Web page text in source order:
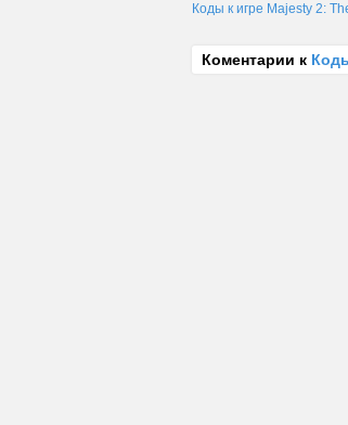
Коды к игре Majesty 2:
Коментарии к